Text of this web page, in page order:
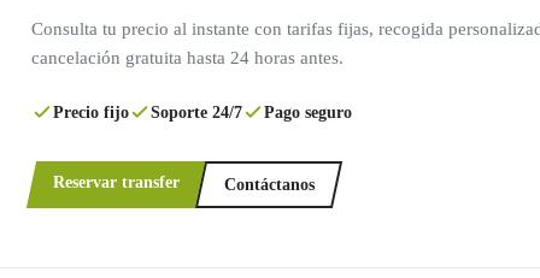
Consulta tu precio al instante con tarifas fijas, recogida
cancelación gratuita hasta 24 horas antes.
Precio fijo Soporte 24/7 Pago seguro
Reservar transfer Contáctanos